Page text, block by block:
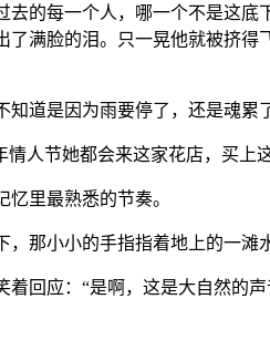
的每一个人，哪一个不是这
满脸的泪。只一晃他就被挤
道是因为雨要停了，还是魂
人节她都会来这家花店，买上
里最熟悉的节奏。
那小小的手指指着地上的一滩
回应：“是啊，这是大自然的声